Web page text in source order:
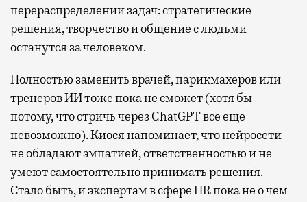
перераспределении задач: стратегические
решения, творчество и общение с людьми
останутся за человеком.
Полностью заменить врачей, парикмахеров или
тренеров ИИ тоже пока не сможет (хотя бы
потому, что стричь через ChatGPT все еще
невозможно). Киося напоминает, что нейросети
не обладают эмпатией, ответственностью и не
умеют самостоятельно принимать решения.
Стало быть, и экспертам в сфере HR пока не о чем